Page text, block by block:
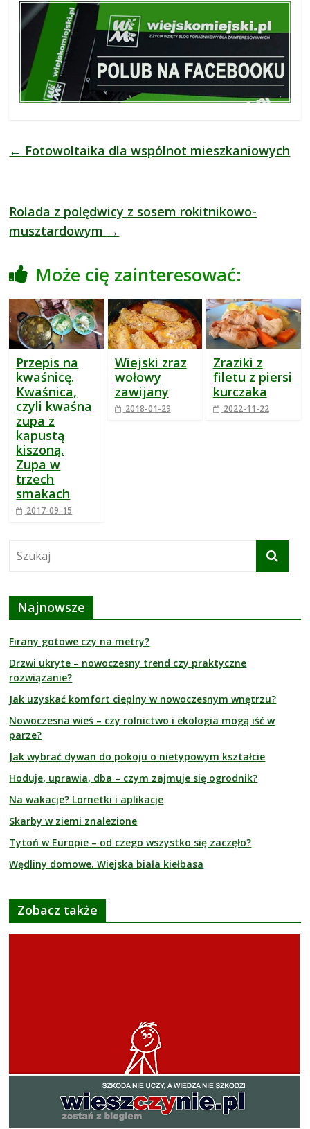
← Fotowoltaika dla wspólnot mieszkaniowych
Rolada z polędwicy z sosem rokitnikowo-
musztardowym →
Może cię zainteresować:
Przepis na
kwaśnicę.
Kwaśnica,
czyli kwaśna
zupa z
kapustą
kiszoną.
Zupa w
trzech
smakach
2017-09-15
Wiejski zraz
wołowy
zawijany
2018-01-29
Zraziki z
filetu z piersi
kurczaka
2022-11-22
Najnowsze
Firany gotowe czy na metry?
Drzwi ukryte – nowoczesny trend czy praktyczne
rozwiązanie?
Jak uzyskać komfort cieplny w nowoczesnym wnętrzu?
Nowoczesna wieś – czy rolnictwo i ekologia mogą iść w
parze?
Jak wybrać dywan do pokoju o nietypowym kształcie
Hoduje, uprawia, dba – czym zajmuje się ogrodnik?
Na wakacje? Lornetki i aplikacje
Skarby w ziemi znalezione
Tytoń w Europie – od czego wszystko się zaczęło?
Wędliny domowe. Wiejska biała kiełbasa
Zobacz także